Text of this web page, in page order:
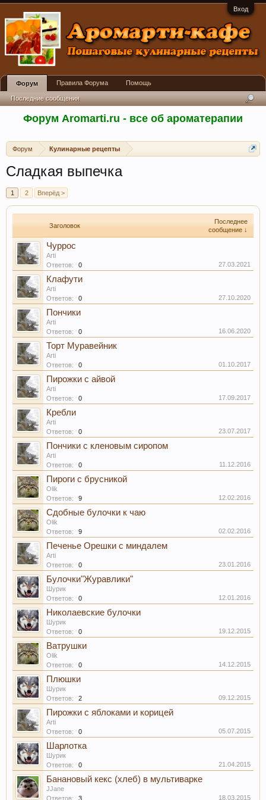
Вход
Форум Aromarti.ru - все об ароматерапии
Форум Кулинарные рецепты
Сладкая выпечка
1 2 Вперёд >
Заголовок
Последнее
сообщение ↓
Чуррос
Arti
Ответов:
0 27.03.2021
Клафути
Arti
Ответов:
0 27.10.2020
Пончики
Arti
Ответов:
0 16.06.2020
Торт Муравейник
Arti
Ответов:
0 01.10.2017
Пирожки с айвой
Arti
Ответов:
0 17.09.2017
Кребли
Arti
Ответов:
0 23.07.2017
Пончики с кленовым сиропом
Arti
Ответов:
0 11.12.2016
Пироги с брусникой
Olik
Ответов:
9 12.02.2016
Сдобные булочки к чаю
Olik
Ответов:
9 02.02.2016
Печенье Орешки с миндалем
Arti
Ответов:
0 23.01.2016
Булочки"Журавлики"
Шурик
Ответов:
0 12.01.2016
Николаевские булочки
Шурик
Ответов:
0 19.12.2015
Ватрушки
Olik
Ответов:
0 14.12.2015
Плюшки
Шурик
Ответов:
2 09.12.2015
Пирожки с яблоками и корицей
Arti
Ответов:
0 05.07.2015
Шарлотка
Шурик
Ответов:
0 21.04.2015
Банановый кекс (хлеб) в мультиварке
JJane
Ответов:
3 18.03.2015
Форум
Последние сообщения
Правила Форума Помощь